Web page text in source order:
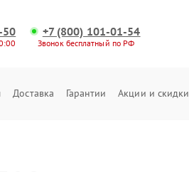
50 +7 (800) 101-01-54
Звонок бесплатный по РФ
Доставка Гарантии Акции и скидки